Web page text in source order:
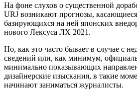
На фоне слухов о существенной
URJ возникают прогнозы,
базирующихся на ней японских
нового Лексуса ЛХ 2021.
Но, как это часто бывает в случае с
сведений или, как минимум,
минимально показывающих
дизайнерские изыскания, в такие
начинают заниматься журналисты.